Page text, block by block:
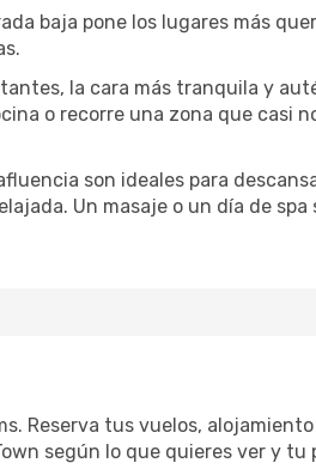
baja pone los lugares más
la cara más tranquila y
o recorre una zona que casi
son ideales para
Un masaje o un día de
Reserva tus vuelos,
según lo que quieres ver y tu